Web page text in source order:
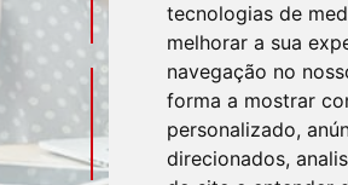
tecnologias de
melhorar a sua
navegação no
forma a mostrar
personalizado,
direcionados,
(11) 95580-
RedesSociais